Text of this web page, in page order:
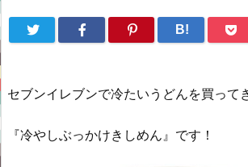
B!
セブンイレブンで冷たいうどんを買って
『冷やしぶっかけきしめん』です！